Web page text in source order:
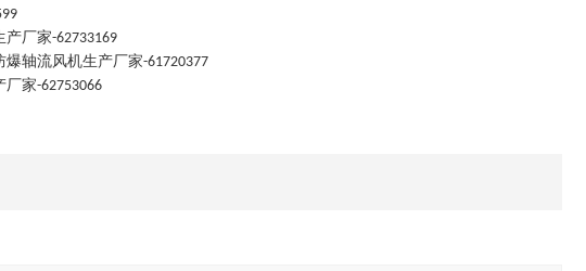
产厂家-62733169
爆轴流风机生产厂家-61720377
厂家-62753066